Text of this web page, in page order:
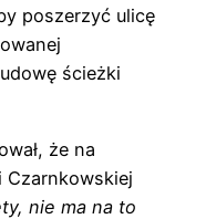
poszerzyć ulicę
ścieżki
że na
Czarnkowskiej
nie ma na to